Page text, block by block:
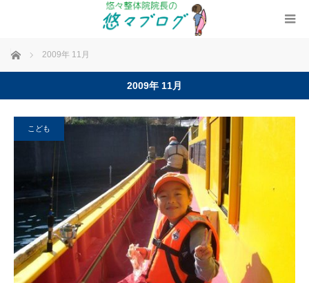
ホーム 2009年 11月
2009年 11月
こども